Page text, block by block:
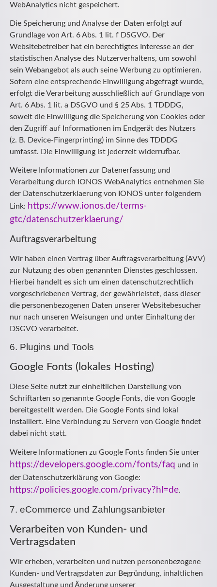
WebAnalytics nicht gespeichert.
Die Speicherung und Analyse der Daten erfolgt auf
Grundlage von Art. 6 Abs. 1 lit. f DSGVO. Der
Websitebetreiber hat ein berechtigtes Interesse an der
statistischen Analyse des Nutzerverhaltens, um sowohl
sein Webangebot als auch seine Werbung zu optimieren.
Sofern eine entsprechende Einwilligung abgefragt wurde,
erfolgt die Verarbeitung ausschließlich auf Grundlage von
Art. 6 Abs. 1 lit. a DSGVO und § 25 Abs. 1 TDDDG,
soweit die Einwilligung die Speicherung von Cookies oder
den Zugriff auf Informationen im Endgerät des Nutzers
(z. B. Device-Fingerprinting) im Sinne des TDDDG
umfasst. Die Einwilligung ist jederzeit widerrufbar.
Weitere Informationen zur Datenerfassung und
Verarbeitung durch IONOS WebAnalytics entnehmen Sie
der Datenschutzerklaerung von IONOS unter folgendem
Link: https://www.ionos.de/terms-
gtc/datenschutzerklaerung/
Auftragsverarbeitung
Wir haben einen Vertrag über Auftragsverarbeitung (AVV)
zur Nutzung des oben genannten Dienstes geschlossen.
Hierbei handelt es sich um einen datenschutzrechtlich
vorgeschriebenen Vertrag, der gewährleistet, dass dieser
die personenbezogenen Daten unserer Websitebesucher
nur nach unseren Weisungen und unter Einhaltung der
DSGVO verarbeitet.
6. Plugins und Tools
Google Fonts (lokales Hosting)
Diese Seite nutzt zur einheitlichen Darstellung von
Schriftarten so genannte Google Fonts, die von Google
bereitgestellt werden. Die Google Fonts sind lokal
installiert. Eine Verbindung zu Servern von Google findet
dabei nicht statt.
Weitere Informationen zu Google Fonts finden Sie unter
https://developers.google.com/fonts/faq und in
der Datenschutzerklärung von Google:
https://policies.google.com/privacy?hl=de.
7. eCommerce und Zahlungs­anbieter
Verarbeiten von Kunden- und
Vertragsdaten
Wir erheben, verarbeiten und nutzen personenbezogene
Kunden- und Vertragsdaten zur Begründung, inhaltlichen
Ausgestaltung und Änderung unserer